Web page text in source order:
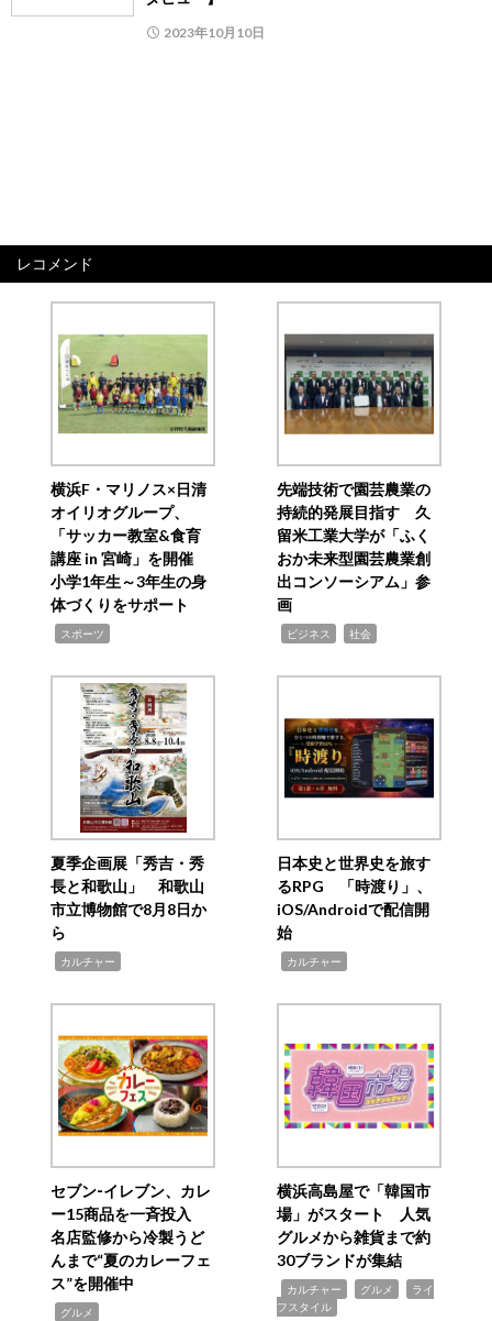
2023年10月10日
レコメンド
横浜F・マリノス×日清
オイリオグループ、
「サッカー教室&食育
講座 in 宮崎」を開催
小学1年生～3年生の身
体づくりをサポート
スポーツ
先端技術で園芸農業の
持続的発展目指す 久
留米工業大学が「ふく
おか未来型園芸農業創
出コンソーシアム」参
画
ビジネス 社会
夏季企画展「秀吉・秀
長と和歌山」 和歌山
市立博物館で8月8日か
ら
カルチャー
日本史と世界史を旅す
るRPG 「時渡り」、
iOS/Androidで配信開
始
カルチャー
セブン‐イレブン、カレ
ー15商品を一斉投入
名店監修から冷製うど
んまで“夏のカレーフェ
ス”を開催中
グルメ
横浜高島屋で「韓国市
場」がスタート 人気
グルメから雑貨まで約
30ブランドが集結
カルチャー グルメ
ライ
フスタイル